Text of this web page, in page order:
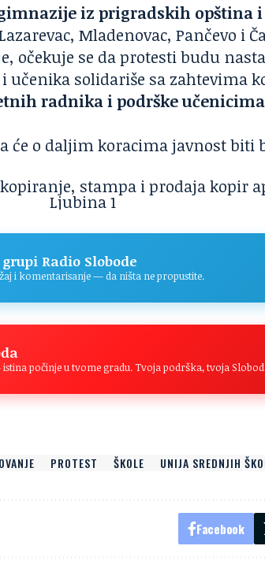
iz prigradskih opština
Mladenovac, Pančevo i
očekuje se da protesti budu
učenika solidariše sa zahtevima
radnika i podrške
će o daljim koracima javnost biti
Radio Slobode
i komentarisanje — da ništa ne propustite.
počinje u tvome gradu. Tvoja podrška, tvoja
PROTEST ŠKOLE UNIJA SREDNJIH
Facebook